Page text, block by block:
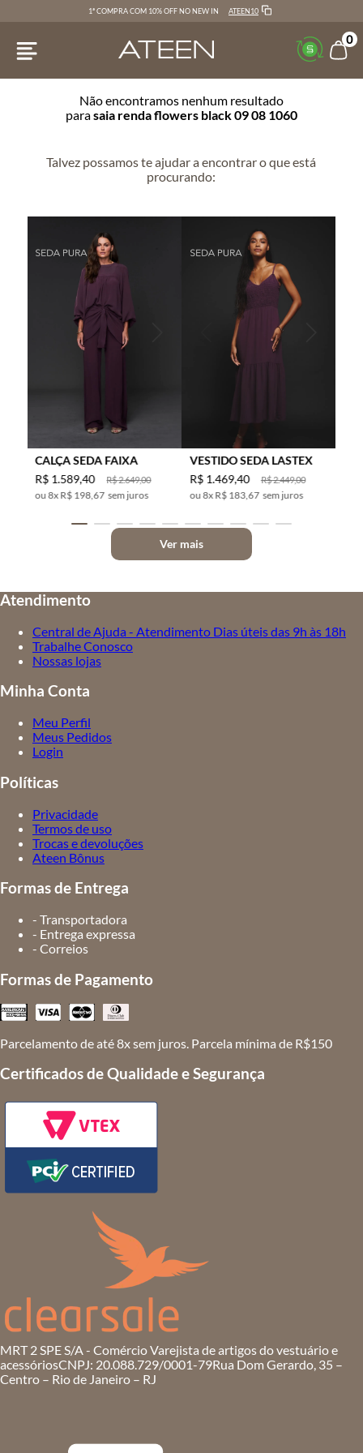
1ª COMPRA COM 10% OFF NO NEW IN ATEEN10
0
Não encontramos nenhum resultado
parasaia renda flowers black 09 08 1060
Talvez possamos te ajudar a encontrar o que está
procurando:
CALÇA SEDA FAIXA
R$2.649,00
R$ 1.589,40
8x R$ 198,67 sem juros
VESTIDO SEDA LASTEX
R$2.449,00
R$ 1.469,40
8x R$ 183,67 sem juros
Ver mais
Atendimento
Central de Ajuda - Atendimento Dias úteis das 9h às 18h
Trabalhe Conosco
Nossas lojas
Minha Conta
Meu Perfil
Meus Pedidos
Login
Políticas
Privacidade
Termos de uso
Trocas e devoluções
Ateen Bônus
Formas de Entrega
- Transportadora
- Entrega expressa
- Correios
Formas de Pagamento
Parcelamento de até 8x sem juros. Parcela mínima de R$150
Certificados de Qualidade e Segurança
MRT 2 SPE S/A - Comércio Varejista de artigos do vestuário e
acessóriosCNPJ: 20.088.729/0001-79Rua Dom Gerardo, 35 –
Centro – Rio de Janeiro – RJ